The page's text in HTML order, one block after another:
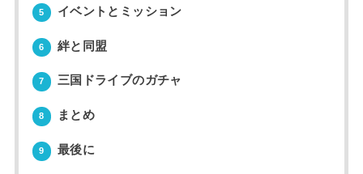
5 イベントとミッション
6 絆と同盟
7 三国ドライブのガチャ
8 まとめ
9 最後に